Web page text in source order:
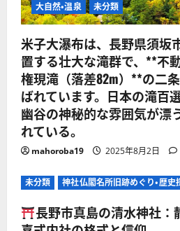
大自然・温泉 未分類
米子大瀑布は、長野県須坂
置する壮大な滝群で、**不
権現滝（落差82m）**の二
ばれています。日本の滝百
幽谷の神秘的な雰囲気が漂
れている。
mahoroba19 2025年8月2日
未分類 神社仏閣名所旧跡めぐり・歴史
長野市真島の清水神社：